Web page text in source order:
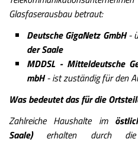
Glasfaserausbau betraut:
Deutsche GigaNetz GmbH-
der Saale
MDDSL - Mitteldeutsche
mbH - ist zuständig für den
Was bedeutet das für die
Zahlreiche Haushalte im
Saale)erhalten durch die